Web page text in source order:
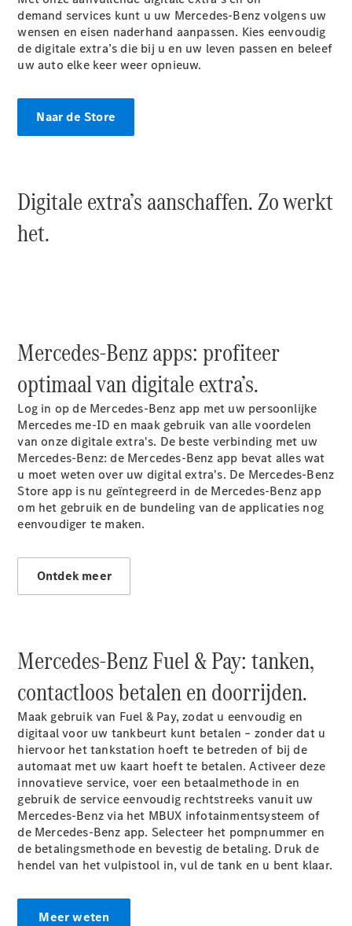
Alle
Hatchbacks
A-Klasse
Hatchback
AMG GT
Coupé
Mercedes-
AMG GT
4-Deurs
Coupé
Elektrisch
Configurator
Mercedes-
Benz Store
Cabrio
Mercedes-
AMG SL
Roadster
Mercedes-
Maybach SL
Monogram
Series
Configurator
Mercedes-
Benz Store
Grand Limousine
demand services kunt u uw Mercedes-Benz volgens uw
wensen en eisen naderhand aanpassen. Kies eenvoudig
de digitale extra’s die bij u en uw leven passen en beleef
uw auto elke keer weer opnieuw.
Naar de Store
Digitale extra’s aanschaffen. Zo werkt
het.
Mercedes-Benz apps: profiteer
optimaal van digitale extra’s.
Log in op de Mercedes-Benz app met uw persoonlijke
Mercedes me-ID en maak gebruik van alle voordelen
van onze digitaleextra's. De beste verbinding met uw
Mercedes-Benz: de Mercedes-Benz app bevat alles wat
u moet weten over uw digital extra's. De Mercedes-Benz
Store app is nu geïntegreerd in de Mercedes-Benz app
om het gebruik en de bundeling van de applicaties nog
eenvoudiger te maken.
Ontdek meer
Mercedes-Benz Fuel & Pay: tanken,
contactloos betalen en doorrijden.
Maak gebruik van Fuel & Pay, zodat u eenvoudig en
digitaal voor uw tankbeurt kunt betalen – zonder dat u
hiervoor het tankstation hoeft te betreden of bij de
automaat met uw kaart hoeft te betalen. Activeer deze
innovatieve service, voer een betaalmethode in en
gebruik de service eenvoudig rechtstreeks vanuit uw
Mercedes-Benz via het MBUX infotainmentsysteem of
de Mercedes-Benz app. Selecteer het pompnummer en
de betalingsmethode en bevestig de betaling. Druk de
hendel van het vulpistool in, vul de tank en u bent klaar.
Meer weten